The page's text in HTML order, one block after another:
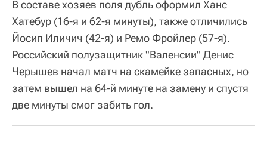
В составе хозяев поля дубль оформил Ханс
Хатебур (16-я и 62-я минуты), также отличились
Йосип Иличич (42-я) и Ремо Фройлер (57-я).
Российский полузащитник "Валенсии" Денис
Черышев начал матч на скамейке запасных, но
затем вышел на 64-й минуте на замену и спустя
две минуты смог забить гол.